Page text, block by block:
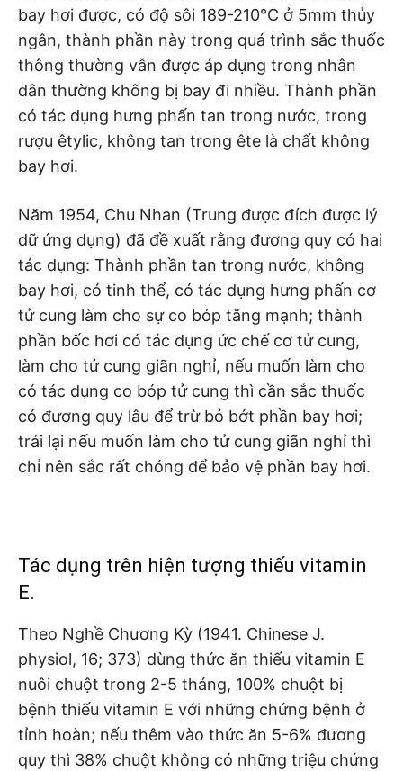
bay hơi được, có độ sôi 189-210°C ở 5mm thủy
ngân, thành phần này trong quá trình sắc thuốc
thông thường vẫn được áp dụng trong nhân
dân thường không bị bay đi nhiều. Thành phần
có tác dụng hưng phấn tan trong nước, trong
rượu êtylic, không tan trong ête là chất không
bay hơi.
Năm 1954, Chu Nhan (Trung được đích được lý
dữ ứng dụng) đã đề xuất rằng đương quy có hai
tác dụng: Thành phần tan trong nước, không
bay hơi, có tinh thể, có tác dụng hưng phấn cơ
tử cung làm cho sự co bóp tăng mạnh; thành
phần bốc hơi có tác dụng ức chế cơ tử cung,
làm cho tử cung giãn nghỉ, nếu muốn làm cho
có tác dụng co bóp tử cung thì cần sắc thuốc
có đương quy lâu để trừ bỏ bớt phần bay hơi;
trái lại nếu muốn làm cho tử cung giãn nghỉ thì
chỉ nên sắc rất chóng để bảo vệ phần bay hơi.
Tác dụng trên hiện tượng thiếu vitamin
E.
Theo Nghề Chương Kỳ (1941. Chinese J.
physiol, 16; 373) dùng thức ăn thiếu vitamin E
nuôi chuột trong 2-5 tháng, 100% chuột bị
bệnh thiếu vitamin E với những chứng bệnh ở
tỉnh hoàn; nếu thêm vào thức ăn 5-6% đương
quy thì 38% chuột không có những triệu chứng